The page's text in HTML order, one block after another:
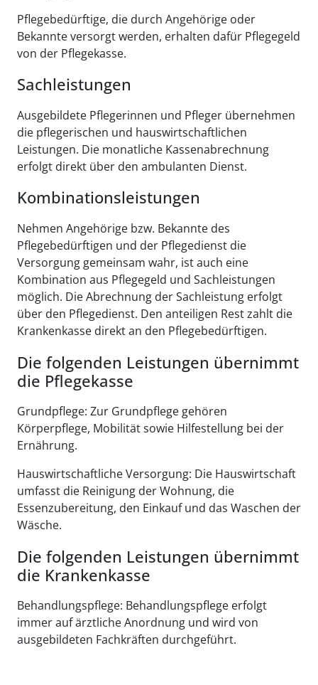
Pflegebedürftige, die durch Angehörige oder
Bekannte versorgt werden, erhalten dafür Pflegegeld
von der Pflegekasse.
Sachleistungen
Ausgebildete Pflegerinnen und Pfleger übernehmen
die pflegerischen und hauswirtschaftlichen
Leistungen. Die monatliche Kassenabrechnung
erfolgt direkt über den ambulanten Dienst.
Kombinationsleistungen
Nehmen Angehörige bzw. Bekannte des
Pflegebedürftigen und der Pflegedienst die
Versorgung gemeinsam wahr, ist auch eine
Kombination aus Pflegegeld und Sachleistungen
möglich. Die Abrechnung der Sachleistung erfolgt
über den Pflegedienst. Den anteiligen Rest zahlt die
Krankenkasse direkt an den Pflegebedürftigen.
Die folgenden Leistungen übernimmt
die Pflegekasse
Grundpflege: Zur Grundpflege gehören
Körperpflege, Mobilität sowie Hilfestellung bei der
Ernährung.
Hauswirtschaftliche Versorgung: Die Hauswirtschaft
umfasst die Reinigung der Wohnung, die
Essenzubereitung, den Einkauf und das Waschen der
Wäsche.
Die folgenden Leistungen übernimmt
die Krankenkasse
Behandlungspflege: Behandlungspflege erfolgt
immer auf ärztliche Anordnung und wird von
ausgebildeten Fachkräften durchgeführt.